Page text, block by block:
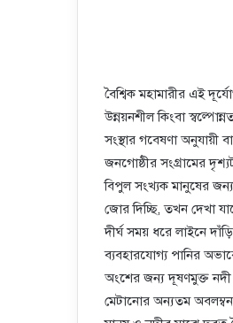
বৈশ্বিক মহামারীর এই
উন্নয়নশীল কিংবা
সংস্থার গবেষণা অনুযায়ী
জনগোষ্ঠীর সংগ্রামের
বিপুল সংখ্যক মানুষের
জোর দিচ্ছি, তখন দেখা
দীর্ঘ সময় ধরে লাইনে
ব্যবহারযোগ্য পানির
অংশের জন্য দূষণমুক্ত নদী
মেটানোর অন্যতম